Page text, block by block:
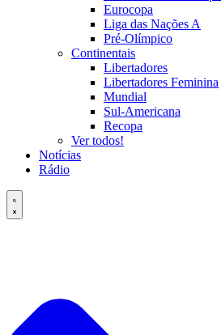
Eurocopa
Liga das Nações A
Pré-Olímpico
Continentais
Libertadores
Libertadores Feminina
Mundial
Sul-Americana
Recopa
Ver todos!
Notícias
Rádio